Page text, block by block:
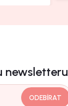
newsletteru
ODEBÍRAT